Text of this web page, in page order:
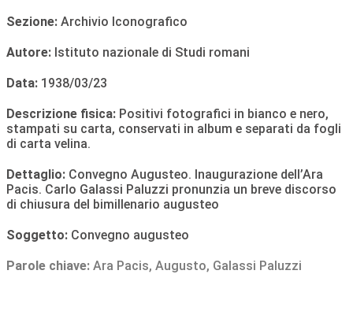
Sezione: Archivio Iconografico
Autore: Istituto nazionale di Studi romani
Data: 1938/03/23
Descrizione fisica: Positivi fotografici in bianco e nero,
stampati su carta, conservati in album e separati da fogli
di carta velina.
Dettaglio: Convegno Augusteo. Inaugurazione dell’Ara
Pacis. Carlo Galassi Paluzzi pronunzia un breve discorso
di chiusura del bimillenario augusteo
Soggetto: Convegno augusteo
Parole chiave: Ara Pacis, Augusto, Galassi Paluzzi